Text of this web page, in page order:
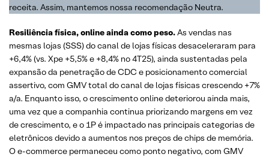
receita. Assim, mantemos nossa recomendação Neutra.
Resiliência física, online ainda como peso.As vendas nas
mesmas lojas (SSS) do canal de lojas físicas desaceleraram para
+6,4% (vs. Xpe +5,5% e +8,4% no 4T25), ainda sustentadas pela
expansão da penetração de CDC e posicionamento comercial
assertivo, com GMV total do canal de lojas físicas crescendo +7%
a/a. Enquanto isso, o crescimento online deteriorou ainda mais,
uma vez que a companhia continua priorizando margens em vez
de crescimento, e o 1P é impactado nas principais categorias de
eletrônicos devido a aumentos nos preços de chips de memória.
O e-commerce permaneceu como ponto negativo, com GMV